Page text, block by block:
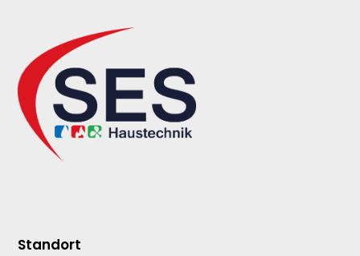
Standort